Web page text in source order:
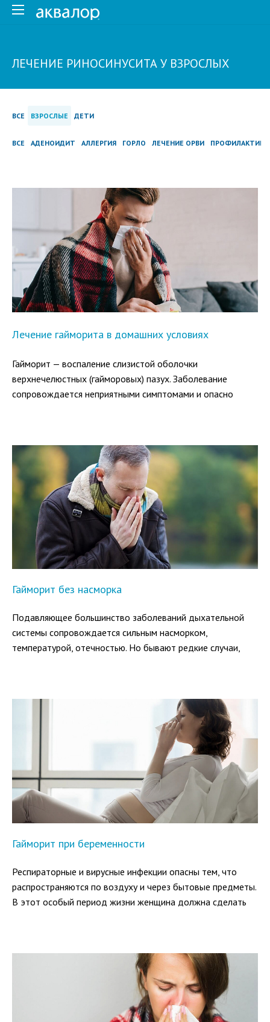
ЛЕЧЕНИЕ РИНОСИНУСИТА У ВЗРОСЛЫХ
ВСЕ ВЗРОСЛЫЕ ДЕТИ
ВСЕ АДЕНОИДИТ АЛЛЕРГИЯ ГОРЛО ЛЕЧЕНИЕ ОРВИ ПРОФИЛАКТИКА
Лечение гайморита в домашних условиях
Гайморит — воспаление слизистой оболочки
верхнечелюстных (гайморовых) пазух. Заболевание
сопровождается неприятными симптомами и опасно
лечения должен подобрать врач с учетом вида
возбудителя и состояния пациента.
Гайморит без насморка
Подавляющее большинство заболеваний дыхательной
системы сопровождается сильным насморком,
температурой, отечностью. Но бывают редкие случаи,
Гайморит при беременности
Респираторные и вирусные инфекции опасны тем, что
распространяются по воздуху и через бытовые предметы.
В этот особый период жизни женщина должна сделать